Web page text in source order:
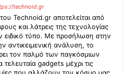
technoid.gr
Technoid.gr αποτελείται από
και λάτρεις της τεχνολογίας
ειδικό τύπο. Με προσήλωση στην
αντικειμενική ανάλυση, το
τον παλμό των παγκόσμιων
gadgets μέχρι τις
που αλλάζουν τον κόσμο μας.